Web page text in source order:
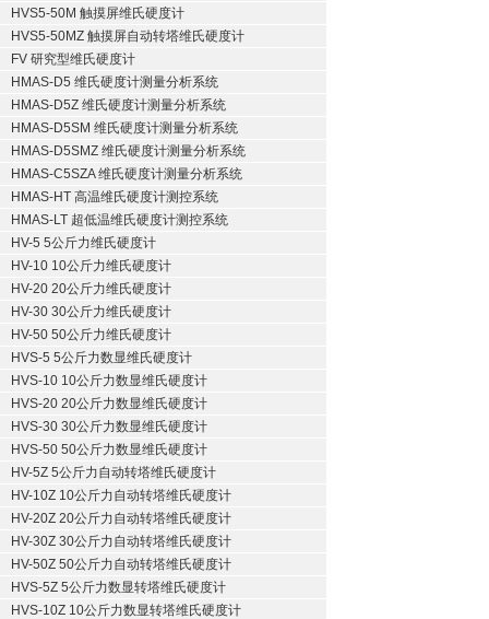
HVS5-50M 触摸屏维氏硬度计
HVS5-50MZ 触摸屏自动转塔维氏硬度计
FV 研究型维氏硬度计
HMAS-D5 维氏硬度计测量分析系统
HMAS-D5Z 维氏硬度计测量分析系统
HMAS-D5SM 维氏硬度计测量分析系统
HMAS-D5SMZ 维氏硬度计测量分析系统
HMAS-C5SZA 维氏硬度计测量分析系统
HMAS-HT 高温维氏硬度计测控系统
HMAS-LT 超低温维氏硬度计测控系统
HV-5 5公斤力维氏硬度计
HV-10 10公斤力维氏硬度计
HV-20 20公斤力维氏硬度计
HV-30 30公斤力维氏硬度计
HV-50 50公斤力维氏硬度计
HVS-5 5公斤力数显维氏硬度计
HVS-10 10公斤力数显维氏硬度计
HVS-20 20公斤力数显维氏硬度计
HVS-30 30公斤力数显维氏硬度计
HVS-50 50公斤力数显维氏硬度计
HV-5Z 5公斤力自动转塔维氏硬度计
HV-10Z 10公斤力自动转塔维氏硬度计
HV-20Z 20公斤力自动转塔维氏硬度计
HV-30Z 30公斤力自动转塔维氏硬度计
HV-50Z 50公斤力自动转塔维氏硬度计
HVS-5Z 5公斤力数显转塔维氏硬度计
HVS-10Z 10公斤力数显转塔维氏硬度计